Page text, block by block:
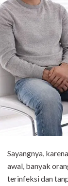
Sayangnya,
awal, banyak
terinfeksi dan